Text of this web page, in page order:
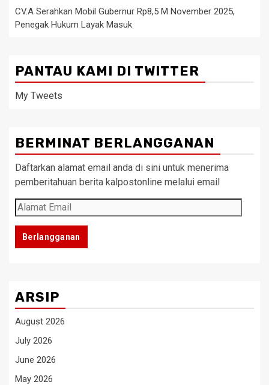
CV.A Serahkan Mobil Gubernur Rp8,5 M November 2025,
Penegak Hukum Layak Masuk
PANTAU KAMI DI TWITTER
My Tweets
BERMINAT BERLANGGANAN
Daftarkan alamat email anda di sini untuk menerima
pemberitahuan berita kalpostonline melalui email
Alamat
Email
Berlangganan
ARSIP
August 2026
July 2026
June 2026
May 2026